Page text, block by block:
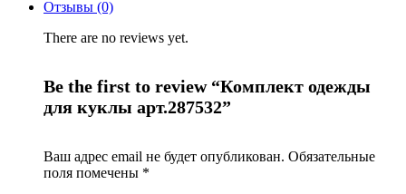
Отзывы (0)
There are no reviews yet.
Be the first to review “Комплект одежды
для куклы арт.287532”
Ваш адрес email не будет опубликован. Обязательные
поля помечены *